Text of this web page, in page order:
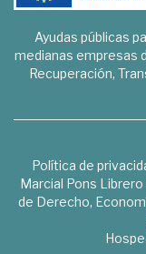
Ayudas públicas
medianas empresas
Recuperación,
Política de
Marcial Pons
de Derecho,